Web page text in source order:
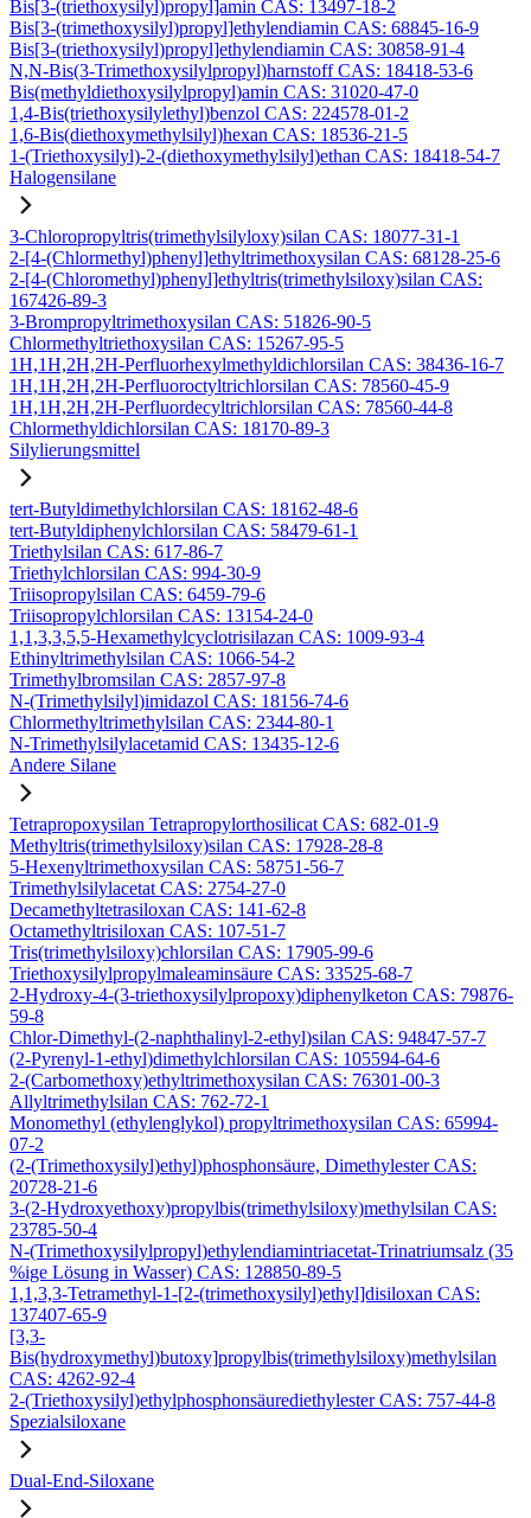
Bis[3-(triethoxysilyl)propyl]amin CAS: 13497-18-2
Bis[3-(trimethoxysilyl)propyl]ethylendiamin CAS: 68845-16-9
Bis[3-(triethoxysilyl)propyl]ethylendiamin CAS: 30858-91-4
N,N-Bis(3-Trimethoxysilylpropyl)harnstoff CAS: 18418-53-6
Bis(methyldiethoxysilylpropyl)amin CAS: 31020-47-0
1,4-Bis(triethoxysilylethyl)benzol CAS: 224578-01-2
1,6-Bis(diethoxymethylsilyl)hexan CAS: 18536-21-5
1-(Triethoxysilyl)-2-(diethoxymethylsilyl)ethan CAS: 18418-54-7
Halogensilane
3-Chloropropyltris(trimethylsilyloxy)silan CAS: 18077-31-1
2-[4-(Chlormethyl)phenyl]ethyltrimethoxysilan CAS: 68128-25-6
2-[4-(Chloromethyl)phenyl]ethyltris(trimethylsiloxy)silan CAS:
167426-89-3
3-Brompropyltrimethoxysilan CAS: 51826-90-5
Chlormethyltriethoxysilan CAS: 15267-95-5
1H,1H,2H,2H-Perfluorhexylmethyldichlorsilan CAS: 38436-16-7
1H,1H,2H,2H-Perfluoroctyltrichlorsilan CAS: 78560-45-9
1H,1H,2H,2H-Perfluordecyltrichlorsilan CAS: 78560-44-8
Chlormethyldichlorsilan CAS: 18170-89-3
Silylierungsmittel
tert-Butyldimethylchlorsilan CAS: 18162-48-6
tert-Butyldiphenylchlorsilan CAS: 58479-61-1
Triethylsilan CAS: 617-86-7
Triethylchlorsilan CAS: 994-30-9
Triisopropylsilan CAS: 6459-79-6
Triisopropylchlorsilan CAS: 13154-24-0
1,1,3,3,5,5-Hexamethylcyclotrisilazan CAS: 1009-93-4
Ethinyltrimethylsilan CAS: 1066-54-2
Trimethylbromsilan CAS: 2857-97-8
N-(Trimethylsilyl)imidazol CAS: 18156-74-6
Chlormethyltrimethylsilan CAS: 2344-80-1
N-Trimethylsilylacetamid CAS: 13435-12-6
Andere Silane
Tetrapropoxysilan Tetrapropylorthosilicat CAS: 682-01-9
Methyltris(trimethylsiloxy)silan CAS: 17928-28-8
5-Hexenyltrimethoxysilan CAS: 58751-56-7
Trimethylsilylacetat CAS: 2754-27-0
Decamethyltetrasiloxan CAS: 141-62-8
Octamethyltrisiloxan CAS: 107-51-7
Tris(trimethylsiloxy)chlorsilan CAS: 17905-99-6
Triethoxysilylpropylmaleaminsäure CAS: 33525-68-7
2-Hydroxy-4-(3-triethoxysilylpropoxy)diphenylketon CAS: 79876-
59-8
Chlor-Dimethyl-(2-naphthalinyl-2-ethyl)silan CAS: 94847-57-7
(2-Pyrenyl-1-ethyl)dimethylchlorsilan CAS: 105594-64-6
2-(Carbomethoxy)ethyltrimethoxysilan CAS: 76301-00-3
Allyltrimethylsilan CAS: 762-72-1
Monomethyl (ethylenglykol) propyltrimethoxysilan CAS: 65994-
07-2
(2-(Trimethoxysilyl)ethyl)phosphonsäure, Dimethylester CAS:
20728-21-6
3-(2-Hydroxyethoxy)propylbis(trimethylsiloxy)methylsilan CAS:
23785-50-4
N-(Trimethoxysilylpropyl)ethylendiamintriacetat-Trinatriumsalz (35
%ige Lösung in Wasser) CAS: 128850-89-5
1,1,3,3-Tetramethyl-1-[2-(trimethoxysilyl)ethyl]disiloxan CAS:
137407-65-9
[3,3-
Bis(hydroxymethyl)butoxy]propylbis(trimethylsiloxy)methylsilan
CAS: 4262-92-4
2-(Triethoxysilyl)ethylphosphonsäurediethylester CAS: 757-44-8
Spezialsiloxane
Dual-End-Siloxane